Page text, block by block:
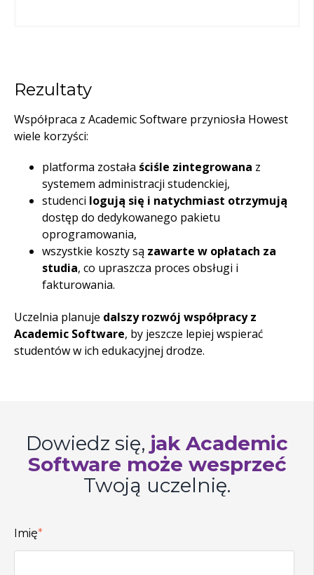
Rezultaty
Współpraca z Academic Software przyniosła Howest
wiele korzyści:
platforma została ściśle zintegrowana z
systemem administracji studenckiej,
studenci logują się i natychmiast otrzymują
dostęp do dedykowanego pakietu
oprogramowania,
wszystkie koszty są zawarte w opłatach za
studia, co upraszcza proces obsługi i
fakturowania.
Uczelnia planuje dalszy rozwój współpracy z
Academic Software, by jeszcze lepiej wspierać
studentów w ich edukacyjnej drodze.
Dowiedz się, jak Academic
Software może wesprzeć
Twoją uczelnię.
Imię*